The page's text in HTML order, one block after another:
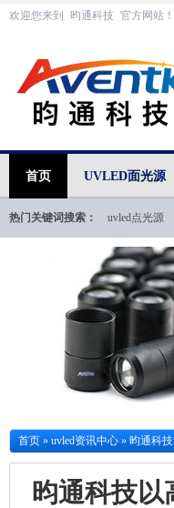
欢迎您来到 昀通科技 官方网站！
首页 UVLED面光源
uvled技术文档
热门关键词搜索： uvled点光源
首页 » uvled资讯中心 » 昀通科
昀通科技